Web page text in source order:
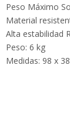
Peso Máximo
Material
Alta estabilidad
Peso: 6 kg
Medidas: 98 x